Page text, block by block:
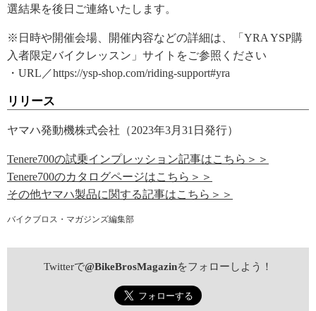
選結果を後日ご連絡いたします。
※日時や開催会場、開催内容などの詳細は、「YRA YSP購
入者限定バイクレッスン」サイトをご参照ください
・URL／https://ysp-shop.com/riding-support#yra
リリース
ヤマハ発動機株式会社（2023年3月31日発行）
Tenere700の試乗インプレッション記事はこちら＞＞
Tenere700のカタログページはこちら＞＞
その他ヤマハ製品に関する記事はこちら＞＞
バイクブロス・マガジンズ編集部
Twitterで@BikeBrosMagazinをフォローしよう！